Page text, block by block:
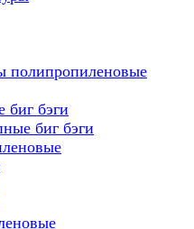
полипропиленовые
биг бэги
биг бэги